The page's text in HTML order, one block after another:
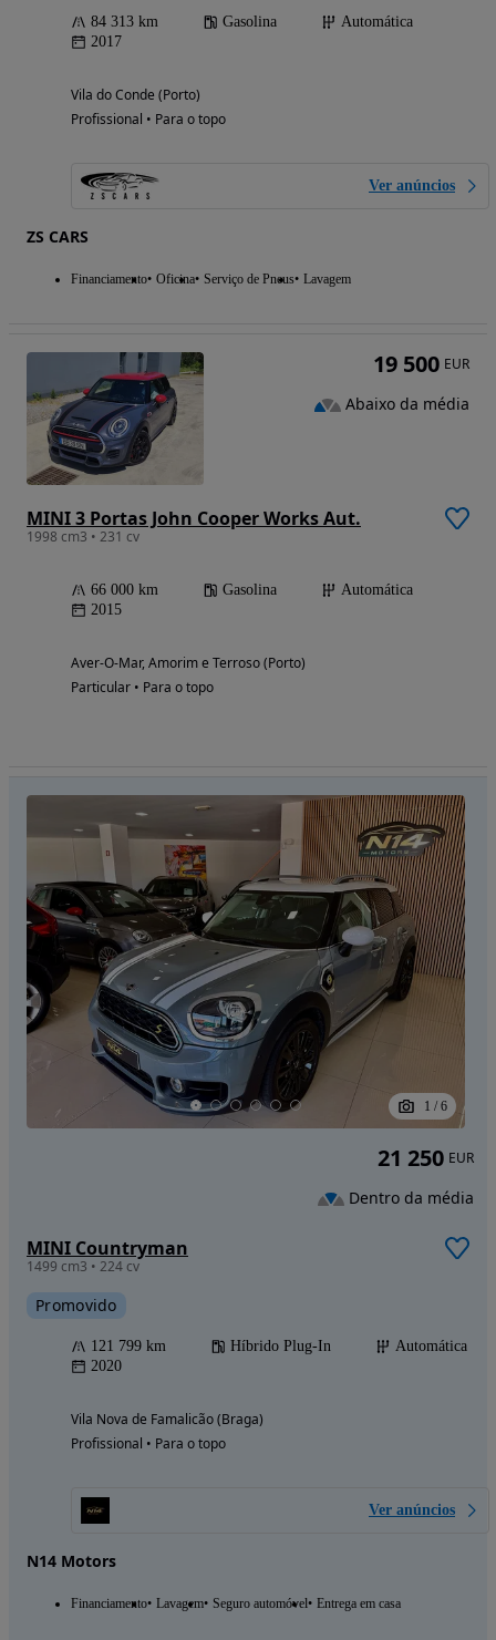
84 313 km Gasolina
Automática
2017
Vila do Conde (Porto)
Profissional • Para o topo
Ver anúncios
ZS CARS
Financiamento Oficina Serviço de Pneus Lavagem
MINI 3 Portas John Cooper Works Aut.
1998 cm3 • 231 cv
66 000 km Gasolina
Automática
2015
Aver-O-Mar, Amorim e Terroso (Porto)
Particular • Para o topo
19 500 EUR
Abaixo da média
1 / 6
MINI Countryman
1499 cm3 • 224 cv
Promovido
121 799 km Híbrido Plug-In
Automática
2020
Vila Nova de Famalicão (Braga)
Profissional • Para o topo
Ver anúncios
N14 Motors
Financiamento Lavagem Seguro automóvel Entrega em casa
21 250 EUR
Dentro da média